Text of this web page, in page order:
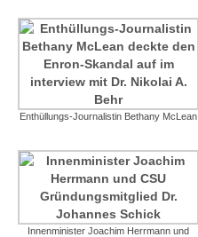
Enthüllungs-Journalistin Bethany McLean
Innenminister Joachim Herrmann und